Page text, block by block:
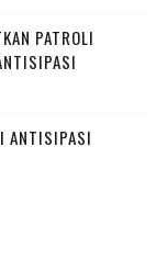
PATROLI
ANTISIPASI